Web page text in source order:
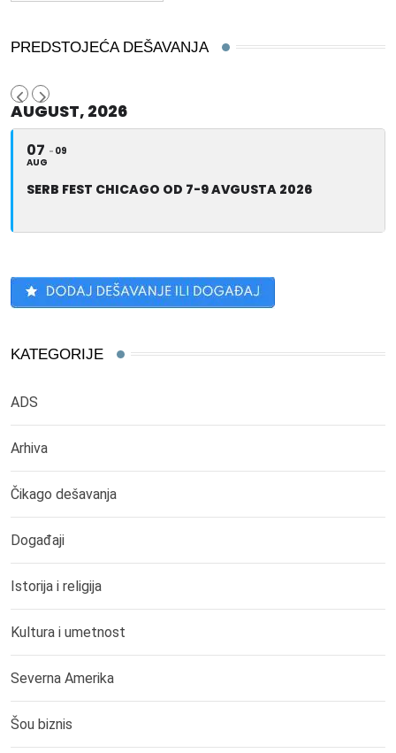
PREDSTOJEĆA DEŠAVANJA
AUGUST, 2026
07
AUG
09
SERB FEST CHICAGO OD 7-9 AVGUSTA 2026
KATEGORIJE
ADS
Arhiva
Čikago dešavanja
Događaji
Istorija i religija
Kultura i umetnost
Severna Amerika
Šou biznis